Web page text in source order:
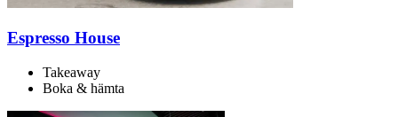
Espresso House
Takeaway
Boka & hämta